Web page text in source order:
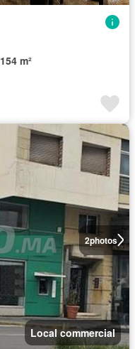
154 m²
2photos
Local commercial